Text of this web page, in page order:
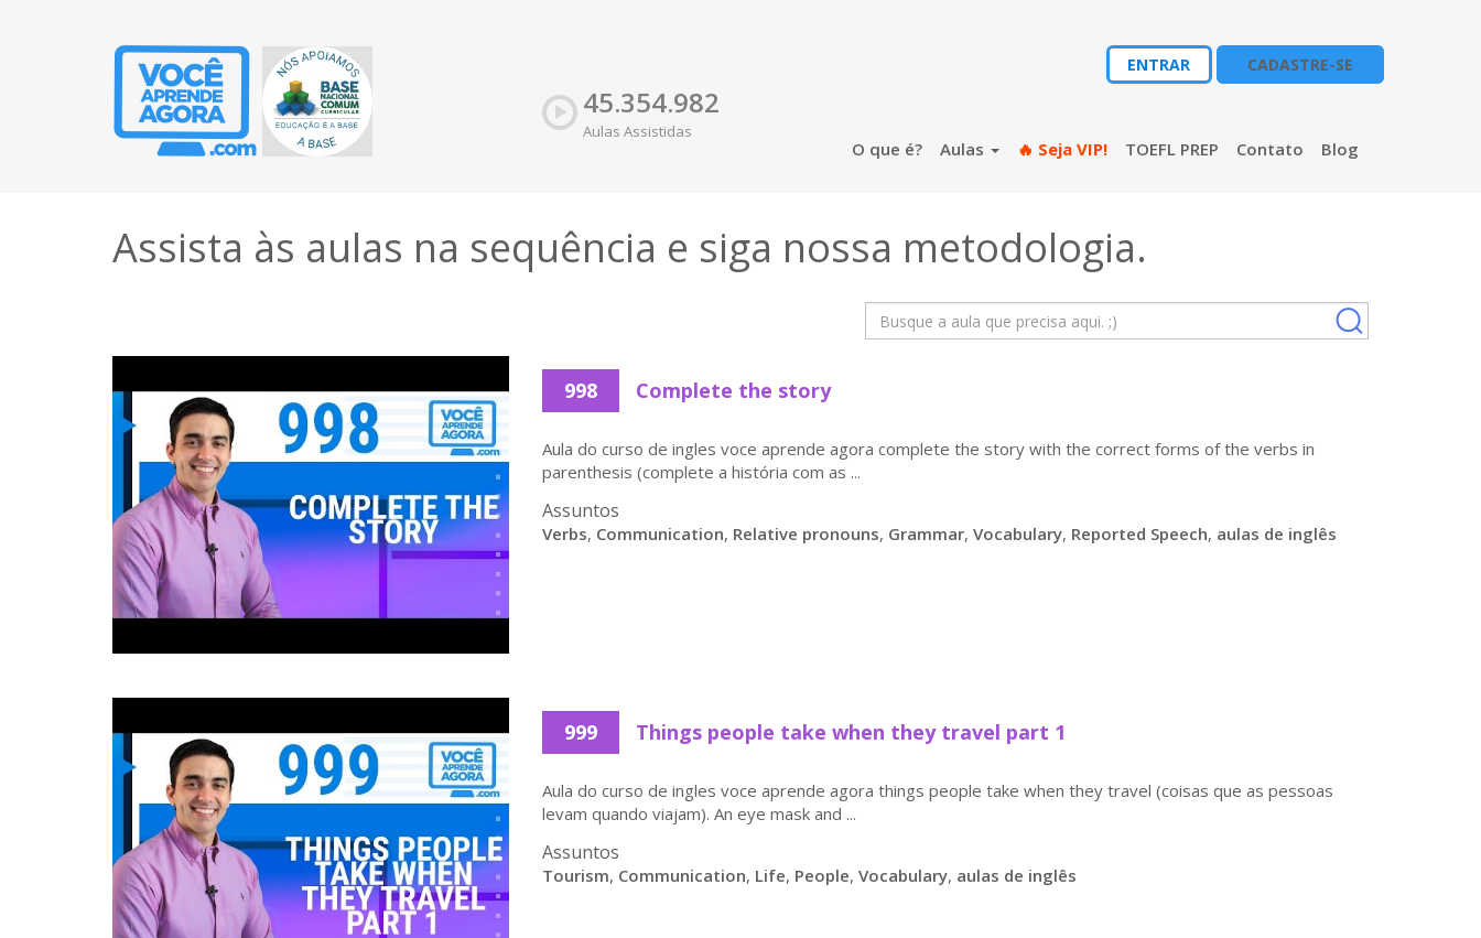
ENTRAR CADASTRE-SE
45.354.982
Aulas Assistidas
O que é? Aulas 🔥 Seja VIP! TOEFL PREP Contato Blog
Assista às aulas na sequência e siga nossa metodologia.
998 Complete the story
Aula do curso de ingles voce aprende agora complete the story with the correct forms of the verbs in
parenthesis (complete a história com as ...
Assuntos
Verbs, Communication, Relative pronouns, Grammar, Vocabulary, Reported Speech, aulas de inglês
999 Things people take when they travel part 1
Aula do curso de ingles voce aprende agora things people take when they travel (coisas que as pessoas
levam quando viajam). An eye mask and ...
Assuntos
Tourism, Communication, Life, People, Vocabulary, aulas de inglês